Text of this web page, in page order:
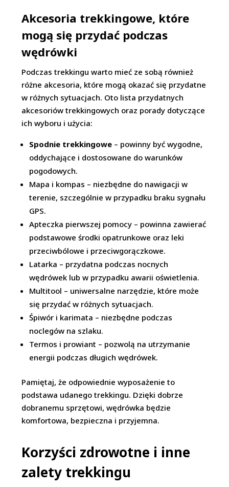
Akcesoria trekkingowe, które
mogą się przydać podczas
wędrówki
Podczas trekkingu warto mieć ze sobą również
różne akcesoria, które mogą okazać się przydatne
w różnych sytuacjach. Oto lista przydatnych
akcesoriów trekkingowych oraz porady dotyczące
ich wyboru i użycia:
Spodnie trekkingowe – powinny być wygodne,
oddychające i dostosowane do warunków
pogodowych.
Mapa i kompas – niezbędne do nawigacji w
terenie, szczególnie w przypadku braku sygnału
GPS.
Apteczka pierwszej pomocy – powinna zawierać
podstawowe środki opatrunkowe oraz leki
przeciwbólowe i przeciwgorączkowe.
Latarka – przydatna podczas nocnych
wędrówek lub w przypadku awarii oświetlenia.
Multitool – uniwersalne narzędzie, które może
się przydać w różnych sytuacjach.
Śpiwór i karimata – niezbędne podczas
noclegów na szlaku.
Termos i prowiant – pozwolą na utrzymanie
energii podczas długich wędrówek.
Pamiętaj, że odpowiednie wyposażenie to
podstawa udanego trekkingu. Dzięki dobrze
dobranemu sprzętowi, wędrówka będzie
komfortowa, bezpieczna i przyjemna.
Korzyści zdrowotne i inne
zalety trekkingu